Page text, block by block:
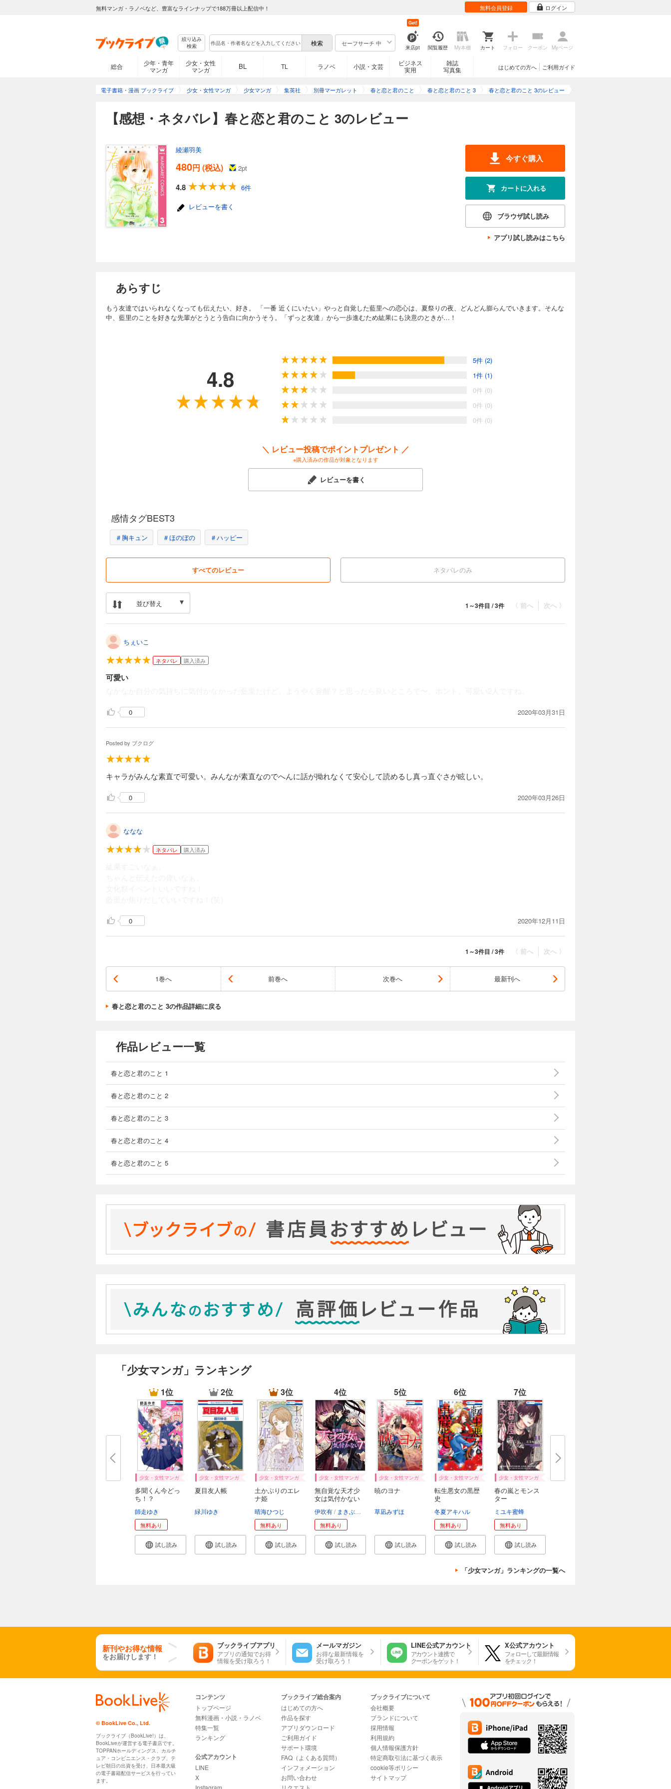
無料マンガ・ラノベなど、豊富なラインナップで188万冊以上配信中！ 無料会員登録 ログイン
絞り込み
検索
セーフサーチ 中
来店pt
Get!
閲覧履歴 My本棚 カート フォロー クーポン Myページ
総合
少年・青年
マンガ
少女・女性
マンガ
BL TL ラノベ 小説・文芸
ビジネス
実用
雑誌
写真集
ご利用ガイド
はじめての方へ
電子書籍・漫画 ブックライブ 少女・女性マンガ 少女マンガ 集英社 別冊マーガレット 春と恋と君のこと 春と恋と君のこと 3 春と恋と君のこと 3のレビュー
【感想・ネタバレ】春と恋と君のこと 3のレビュー
綾瀬羽美
480円 (税込) 2pt
4.8
6件
レビューを書く
今すぐ購入
カートに入れる
ブラウザ試し読み
アプリ試し読みはこちら
あらすじ
もう友達ではいられなくなっても伝えたい、好き。 「一番 近くにいたい」やっと自覚した藍里への恋心は、夏祭りの夜、どんどん膨らんでいきます。そんな
中、藍里のことを好きな先輩がとうとう告白に向かうそう。「ずっと友達」から一歩進むため紘果にも決意のときが…！
4.8
5件 (2)
1件 (1)
0件 (0)
0件 (0)
0件 (0)
＼ レビュー投稿でポイントプレゼント ／
※購入済みの作品が対象となります
レビューを書く
感情タグBEST3
＃胸キュン ＃ほのぼの ＃ハッピー
すべてのレビュー ネタバレのみ
並び替え 次へ 〉
〈 前へ
1～3件目 / 3件
ちぇいこ
ネタバレ 購入済み
可愛い
0 2020年03月31日
Posted by ブクログ
キャラがみんな素直で可愛い。みんなが素直なのでへんに話が拗れなくて安心して読めるし真っ直ぐさが眩しい。
0 2020年03月26日
ななな
ネタバレ 購入済み
0 2020年12月11日
次へ 〉
〈 前へ
1～3件目 / 3件
1巻へ 前巻へ 次巻へ 最新刊へ
春と恋と君のこと 3の作品詳細に戻る
作品レビュー一覧
春と恋と君のこと 1
春と恋と君のこと 2
春と恋と君のこと 3
春と恋と君のこと 4
春と恋と君のこと 5
「少女マンガ」ランキング
1位
少女・女性マンガ
多聞くん今どっ
ち！？
師走ゆき
無料あり
試し読み
2位
少女・女性マンガ
夏目友人帳
緑川ゆき
試し読み
3位
少女・女性マンガ
土かぶりのエレ
ナ姫
晴海ひつじ
無料あり
試し読み
4位
少女・女性マンガ
無自覚な天才少
女は気付かない
伊吹有 まきぶろ 狂zip
無料あり
試し読み
5位
少女・女性マンガ
暁のヨナ
草凪みずほ
試し読み
6位
少女・女性マンガ
転生悪女の黒歴
史
冬夏アキハル
無料あり
試し読み
7位
少女・女性マンガ
春の嵐とモンス
ター
ミユキ蜜蜂
無料あり
試し読み
「少女マンガ」ランキングの一覧へ
新刊やお得な情報
をお届けします！
ブックライブアプリ
アプリの通知でお得
情報を受け取ろう！
メールマガジン
お得な最新情報を
受け取ろう！
LINE公式アカウント
アカウント連携で
クーポンをゲット！
X公式アカウント
フォローして最新情報
をチェック！
© BookLive Co., Ltd.
ブックライブ（BookLive!）は、
BookLiveが運営する電子書店です。
TOPPANホールディングス、カルチ
ュア・コンビニエンス・クラブ、テ
レビ朝日の出資を受け、日本最大級
の電子書籍配信サービスを行ってい
ます。
コンテンツ
トップページ
無料漫画・小説・ラノベ
特集一覧
ランキング
公式アカウント
LINE
X
Instagram
ブックライブ総合案内
はじめての方へ
作品を探す
アプリダウンロード
ご利用ガイド
サポート環境
FAQ（よくある質問）
インフォメーション
お問い合わせ
リクエスト
ブックライブについて
会社概要
ブランドについて
採用情報
利用規約
個人情報保護方針
特定商取引法に基づく表示
cookie等ポリシー
サイトマップ